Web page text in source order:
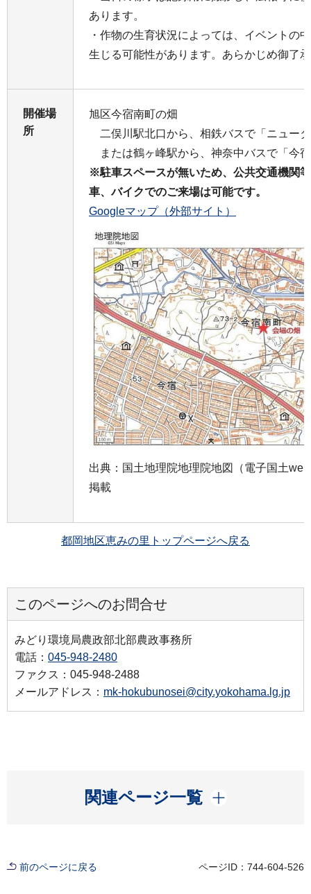
あります。
・作物の生育状況によっては、イベントの
生じる可能性があります。あらかじめ御了
開催場
所
旭区今宿南町の畑
二俣川駅北口から、相鉄バスで「ニュー
または鶴ヶ峰駅から、神奈中バスで「今
※駐車スペースが無いため、公共交通機関
車、バイクでのご来場は可能です。
Googleマップ（外部サイト）
出典：国土地理院地理院地図（電子国土
掲載
都岡地区恵みの里トップページへ戻る
このページへのお問合せ
みどり環境局農政部北部農政事務所
電話： 045-948-2480
ファクス：045-948-2488
メールアドレス： mk-hokubunosei@city.yokohama.lg.jp
関連ページ一覧
開く
前のページに戻る ページID：744-604-526